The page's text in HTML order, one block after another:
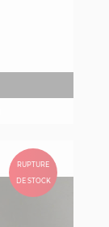
RUPTURE
DE STOCK